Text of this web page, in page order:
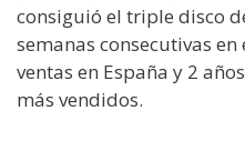
consiguió el triple disco
semanas consecutivas en
ventas en España y 2
más vendidos.